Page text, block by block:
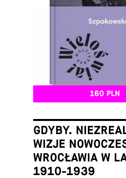
160 PLN
GDYBY.
WIZJE
WROCŁAWIA W
1910-1939